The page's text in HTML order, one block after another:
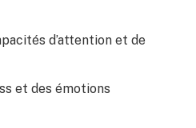
d’attention et de
et des émotions